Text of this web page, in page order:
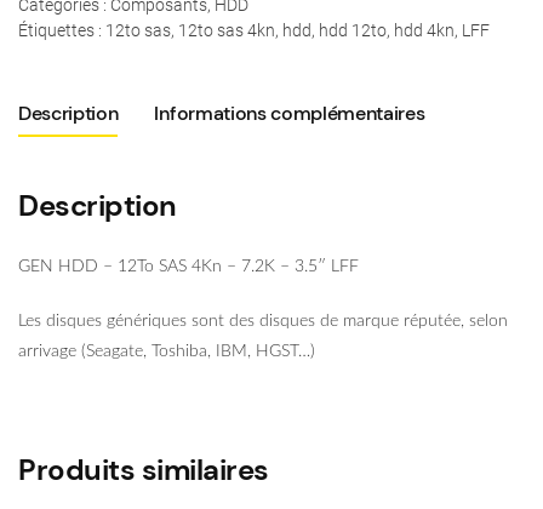
12To
4Kn
Catégories : Composants, HDD
Étiquettes : 12to sas, 12to sas 4kn, hdd, hdd 12to, hdd 4kn, LFF
Description Informations complémentaires
Description
GEN HDD – 12To SAS 4Kn – 7.2K – 3.5″ LFF
Les disques génériques sont des disques de marque réputée, selon
arrivage (Seagate, Toshiba, IBM, HGST…)
Produits similaires